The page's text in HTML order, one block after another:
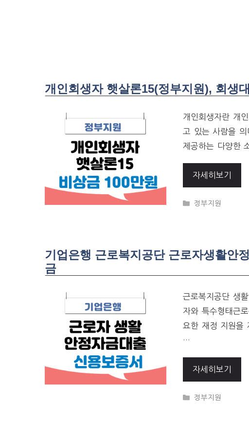
개인회생자 햇살론15(정부지원), 회생
개인회생자란 개
고 있는 사람을 의
제공하는 다양한
자세히보기
CATEGORIES
정부지원
기업은행 근로복지공단 근로자생활안
금
근로복지공단 생
자와 특수형태근
요한 재정 지원을
…
자세히보기
CATEGORIES
정부지원